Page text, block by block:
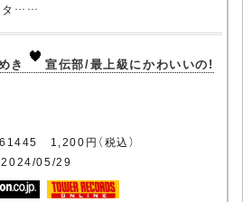
タ……
き
宣伝部/最上級にかわいいの!
1,200円（税込）
2024/05/29